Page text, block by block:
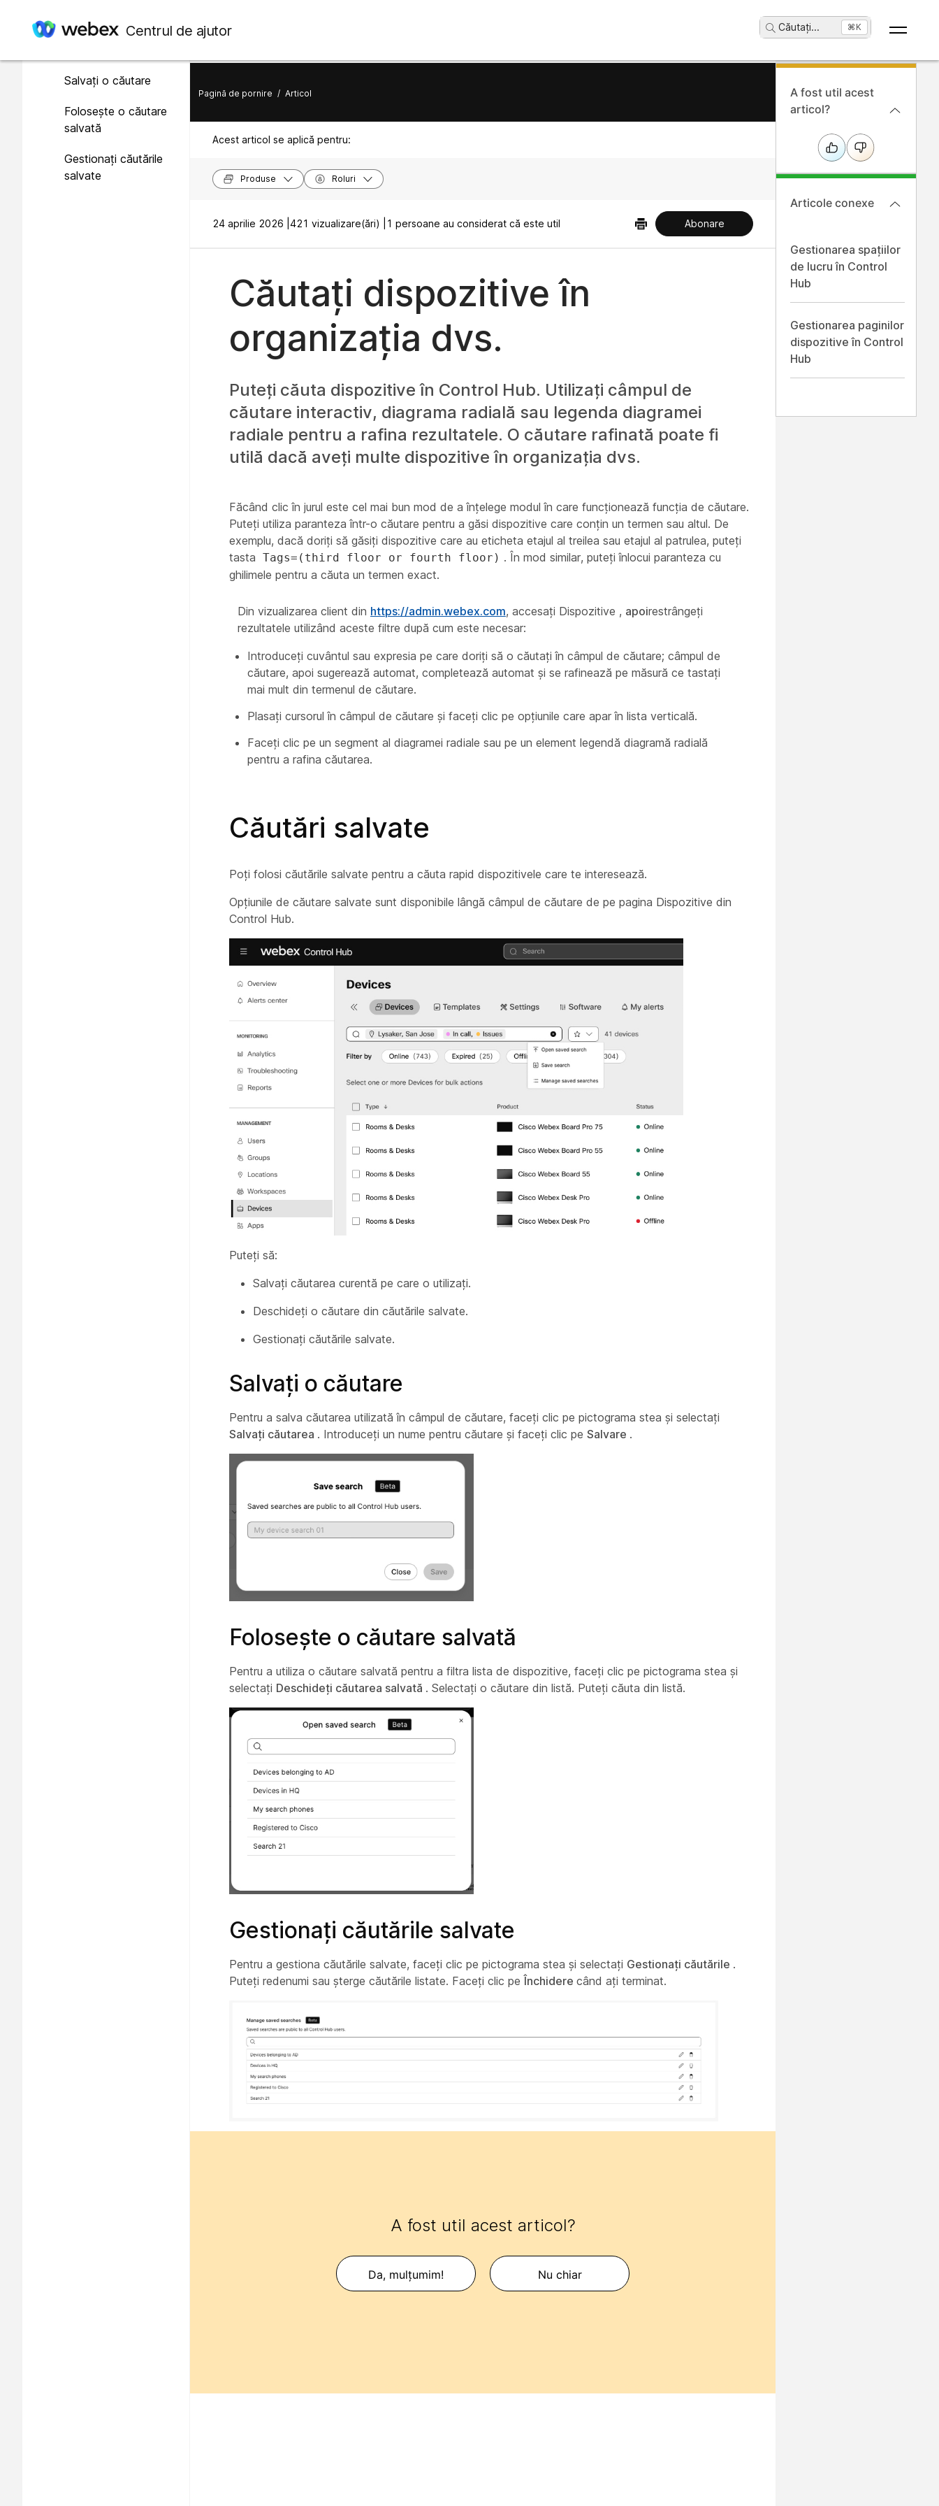
Centrul de ajutor Căutați... ⌘K
În acest articol
Salvați o căutare
Folosește o căutare
salvată
Gestionați căutările
salvate
Pagină de pornire / Articol
Acest articol se aplică pentru:
Produse Roluri
24 aprilie 2026 | 421 vizualizare(ări) | 1 persoane au considerat că este util Abonare
Căutați dispozitive în
organizația dvs.
Puteți căuta dispozitive în Control Hub. Utilizați câmpul de
căutare interactiv, diagrama radială sau legenda diagramei
radiale pentru a rafina rezultatele. O căutare rafinată poate fi
utilă dacă aveți multe dispozitive în organizația dvs.
Făcând clic în jurul este cel mai bun mod de a înțelege modul în care funcționează funcția de căutare.
Puteți utiliza paranteza într-o căutare pentru a găsi dispozitive care conțin un termen sau altul. De
exemplu, dacă doriți să găsiți dispozitive care au eticheta etajul al treilea sau etajul al patrulea, puteți
tasta Tags=(third floor or fourth floor) . În mod similar, puteți înlocui paranteza cu
ghilimele pentru a căuta un termen exact.
Din vizualizarea client din https://admin.webex.com, accesați Dispozitive , apoirestrângeți
rezultatele utilizând aceste filtre după cum este necesar:
Introduceți cuvântul sau expresia pe care doriți să o căutați în câmpul de căutare; câmpul de
căutare, apoi sugerează automat, completează automat și se rafinează pe măsură ce tastați
mai mult din termenul de căutare.
Plasați cursorul în câmpul de căutare și faceți clic pe opțiunile care apar în lista verticală.
Faceți clic pe un segment al diagramei radiale sau pe un element legendă diagramă radială
pentru a rafina căutarea.
Căutări salvate
Poți folosi căutările salvate pentru a căuta rapid dispozitivele care te interesează.
Opțiunile de căutare salvate sunt disponibile lângă câmpul de căutare de pe pagina Dispozitive din
Control Hub.
Puteți să:
Salvați căutarea curentă pe care o utilizați.
Deschideți o căutare din căutările salvate.
Gestionați căutările salvate.
Salvați o căutare
Pentru a salva căutarea utilizată în câmpul de căutare, faceți clic pe pictograma stea și selectați
Salvați căutarea . Introduceți un nume pentru căutare și faceți clic pe Salvare .
Folosește o căutare salvată
Pentru a utiliza o căutare salvată pentru a filtra lista de dispozitive, faceți clic pe pictograma stea și
selectați Deschideți căutarea salvată . Selectați o căutare din listă. Puteți căuta din listă.
Gestionați căutările salvate
Pentru a gestiona căutările salvate, faceți clic pe pictograma stea și selectați Gestionați căutările .
Puteți redenumi sau șterge căutările listate. Faceți clic pe Închidere când ați terminat.
A fost util acest articol?
Da, mulțumim! Nu chiar
A fost util acest
articol?
Articole conexe
Gestionarea spațiilor
de lucru în Control
Hub
Gestionarea paginilor
dispozitive în Control
Hub